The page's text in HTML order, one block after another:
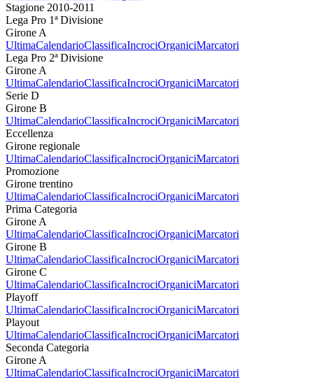
Stagione 2010-2011
Lega Pro 1ª Divisione
Girone A
UltimaCalendarioClassificaIncrociOrganiciMarcatori
Lega Pro 2ª Divisione
Girone A
UltimaCalendarioClassificaIncrociOrganiciMarcatori
Serie D
Girone B
UltimaCalendarioClassificaIncrociOrganiciMarcatori
Eccellenza
Girone regionale
UltimaCalendarioClassificaIncrociOrganiciMarcatori
Promozione
Girone trentino
UltimaCalendarioClassificaIncrociOrganiciMarcatori
Prima Categoria
Girone A
UltimaCalendarioClassificaIncrociOrganiciMarcatori
Girone B
UltimaCalendarioClassificaIncrociOrganiciMarcatori
Girone C
UltimaCalendarioClassificaIncrociOrganiciMarcatori
Playoff
UltimaCalendarioClassificaIncrociOrganiciMarcatori
Playout
UltimaCalendarioClassificaIncrociOrganiciMarcatori
Seconda Categoria
Girone A
UltimaCalendarioClassificaIncrociOrganiciMarcatori